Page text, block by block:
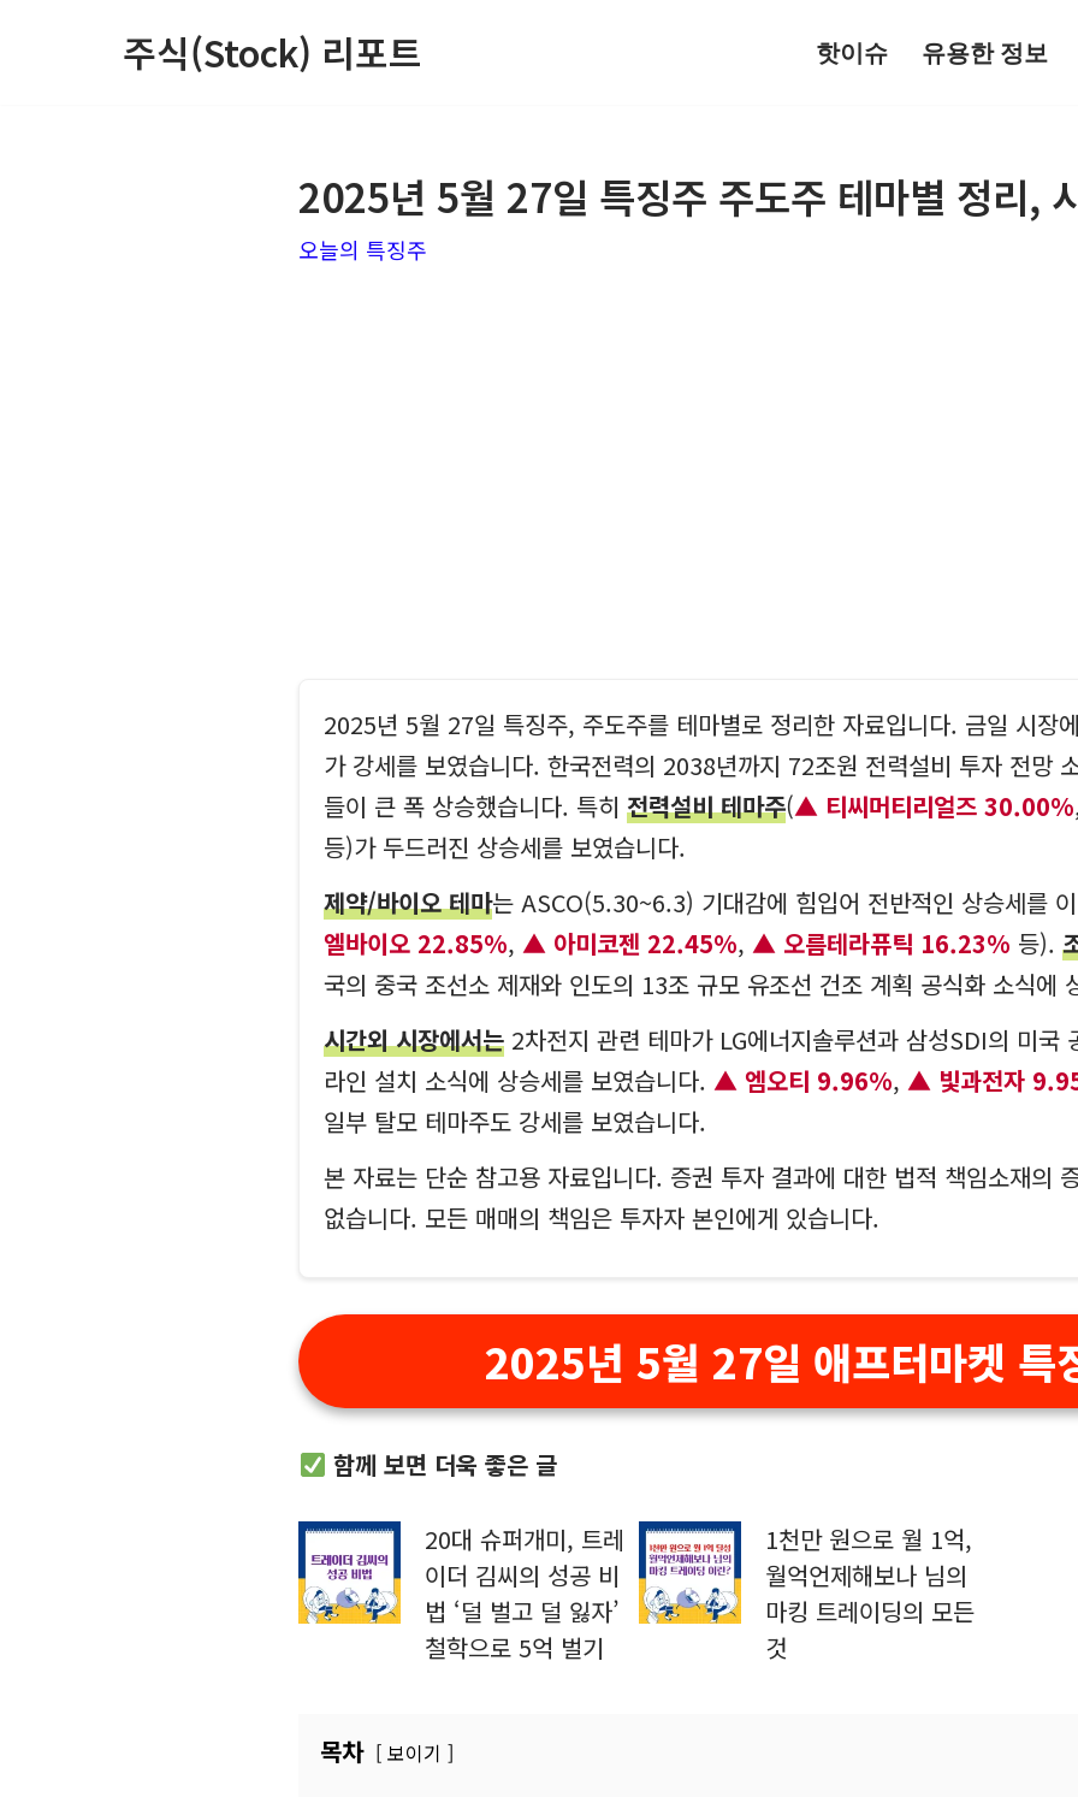
주식(Stock) 리포트 핫이슈 유용한 정보
2025년 5월 27일 특징주 주도주 테마별 정리,
오늘의 특징주
2025년 5월 27일 특징주, 주도주를 테마별로 정리한 자료입니다. 금일 시장
가 강세를 보였습니다. 한국전력의 2038년까지 72조원 전력설비 투자 전망
들이 큰 폭 상승했습니다. 특히전력설비 테마주( 티씨머티리얼즈 30.00%
등)가 두드러진 상승세를 보였습니다.
제약/바이오 테마는 ASCO(5.30~6.3) 기대감에 힘입어 전반적인 상승세를
엘바이오 22.85%, 아미코젠 22.45%, 오름테라퓨틱 16.23% 등).
국의 중국 조선소 제재와 인도의 13조 규모 유조선 건조 계획 공식화 소식에
시간외 시장에서는 2차전지 관련 테마가 LG에너지솔루션과 삼성SDI의 미국
라인 설치 소식에 상승세를 보였습니다.
엠오티 9.96%,
빛과전자
일부 탈모 테마주도 강세를 보였습니다.
본 자료는 단순 참고용 자료입니다. 증권 투자 결과에 대한 법적 책임소재의
없습니다. 모든 매매의 책임은 투자자 본인에게 있습니다.
2025년 5월 27일 애프터마켓 특
함께 보면 더욱 좋은 글
20대 슈퍼개미, 트레
이더 김씨의 성공 비
법 ‘덜 벌고 덜 잃자’
철학으로 5억 벌기
1천만 원으로 월 1억,
월억언제해보나 님의
마킹 트레이딩의 모든
것
목차 보이기